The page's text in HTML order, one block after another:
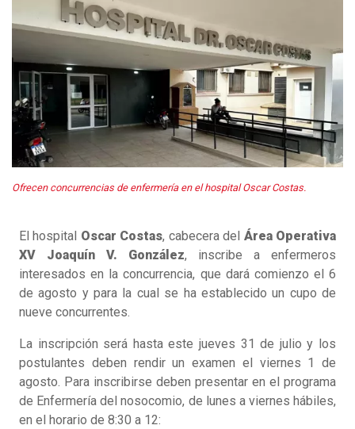
Ofrecen concurrencias de enfermería en el hospital Oscar Costas.
El hospital Oscar Costas, cabecera del Área Operativa
XV Joaquín V. González, inscribe a enfermeros
interesados en la concurrencia, que dará comienzo el 6
de agosto y para la cual se ha establecido un cupo de
nueve concurrentes.
La inscripción será hasta este jueves 31 de julio y los
postulantes deben rendir un examen el viernes 1 de
agosto. Para inscribirse deben presentar en el programa
de Enfermería del nosocomio, de lunes a viernes hábiles,
en el horario de 8:30 a 12: